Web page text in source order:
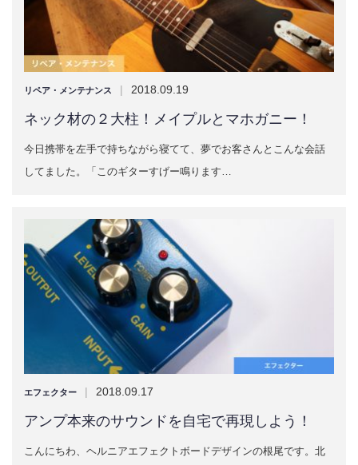
リペア・メンテナンス | 2018.09.19
ネック材の２大柱！メイプルとマホガニー！
今日携帯を左手で持ちながら寝てて、夢でお客さんとこんな会話
してました。「このギターすげー鳴ります…
エフェクター | 2018.09.17
アンプ本来のサウンドを自宅で再現しよう！
こんにちわ、ヘルニアエフェクトボードデザインの根尾です。北